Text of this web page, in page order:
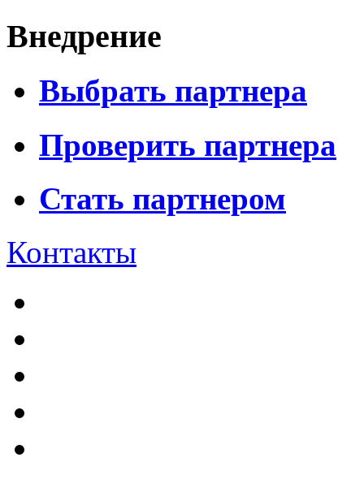
Внедрение
Выбрать партнера
Проверить партнера
Стать партнером
Контакты